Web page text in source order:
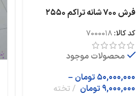
فرش 700 شانه تراکم 2550
دلفینی نه رنگ
کد کالا: 7000018
محصولات موجود
50,000,000 تومان –
9,000,000 تومان تخته